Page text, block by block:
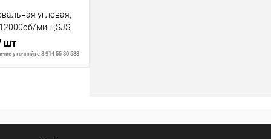
угловая,
мин.,SJS,
шт
уточняйте 8 914 55 80 533